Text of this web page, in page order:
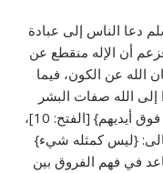
دعا الناس إلى عبادة
أن الإله منقطع عن
الله عن الكون، فيما
الله صفات البشر
لظاهر بعض الآيات مثل قوله تعالى: {يد الله فوق أيديهم} [الفتح: 10]،
{ليس كمثله شيء}
يساعد في فهم الفروق بين